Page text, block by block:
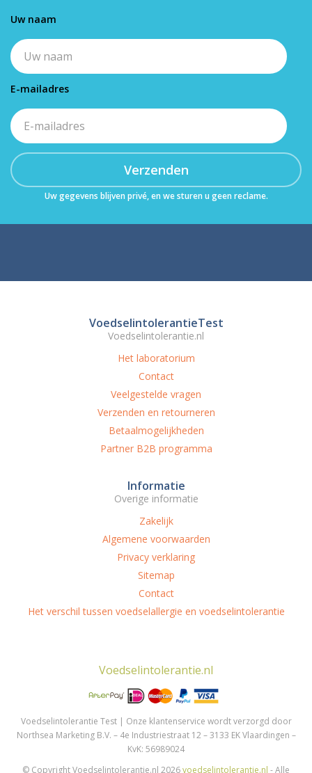
Uw naam
E-mailadres
Verzenden
Uw gegevens blijven privé, en we sturen u geen reclame.
VoedselintolerantieTest
Voedselintolerantie.nl
Het laboratorium
Contact
Veelgestelde vragen
Verzenden en retourneren
Betaalmogelijkheden
Partner B2B programma
Informatie
Overige informatie
Zakelijk
Algemene voorwaarden
Privacy verklaring
Sitemap
Contact
Het verschil tussen voedselallergie en voedselintolerantie
Voedselintolerantie.nl
Voedselintolerantie Test | Onze klantenservice wordt verzorgd door
Northsea Marketing B.V. – 4e Industriestraat 12 – 3133 EK Vlaardingen –
KvK: 56989024
© Copyright Voedselintolerantie.nl 2026voedselintolerantie.nl - Alle